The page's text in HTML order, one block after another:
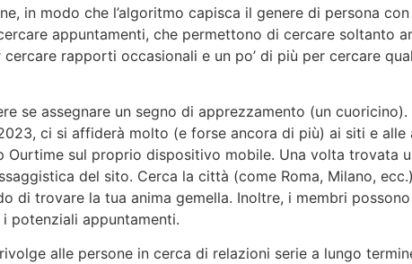
in modo che l’algoritmo capisca il genere di persona
appuntamenti, che permettono di cercare soltanto
rapporti occasionali e un po’ di più per cercare
se assegnare un segno di apprezzamento (un cuoricino).
ci si affiderà molto (e forse ancora di più) ai siti e alle
Ourtime sul proprio dispositivo mobile. Una volta trovata
del sito. Cerca la città (come Roma, Milano,
di trovare la tua anima gemella. Inoltre, i membri
potenziali appuntamenti.
alle persone in cerca di relazioni serie a lungo